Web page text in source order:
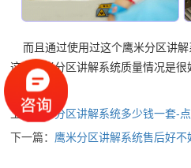
而且通过使用过这个鹰米分区讲解
这个鹰米分区讲解系统质量情况是很
上一篇：分区讲解系统多少钱一套-
下一篇： 鹰米分区讲解系统售后好